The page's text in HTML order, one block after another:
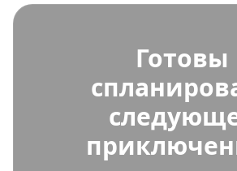
Готовы